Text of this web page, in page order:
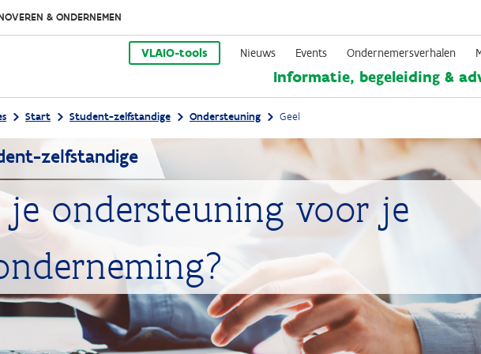
Overslaan
en
naar
de
& ONDERNEMEN
VLAIO-tools Nieuws Events Ondernemersverhalen
Informatie, begeleiding &
Start Student-zelfstandige Ondersteuning Geel
zelfstandige
ondersteuning voor je